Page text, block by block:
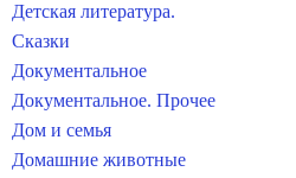
Детская литература.
Сказки
Документальное
Документальное. Прочее
Дом и семья
Домашние животные